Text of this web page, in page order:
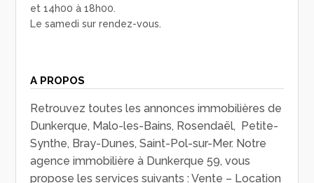
et 14h00 à 18h00.
Le samedi sur rendez-vous.
A PROPOS
Retrouvez toutes les annonces immobilières de
Dunkerque, Malo-les-Bains, Rosendaël, Petite-
Synthe, Bray-Dunes, Saint-Pol-sur-Mer. Notre
agence immobilière à Dunkerque 59, vous
propose les services suivants : Vente – Location